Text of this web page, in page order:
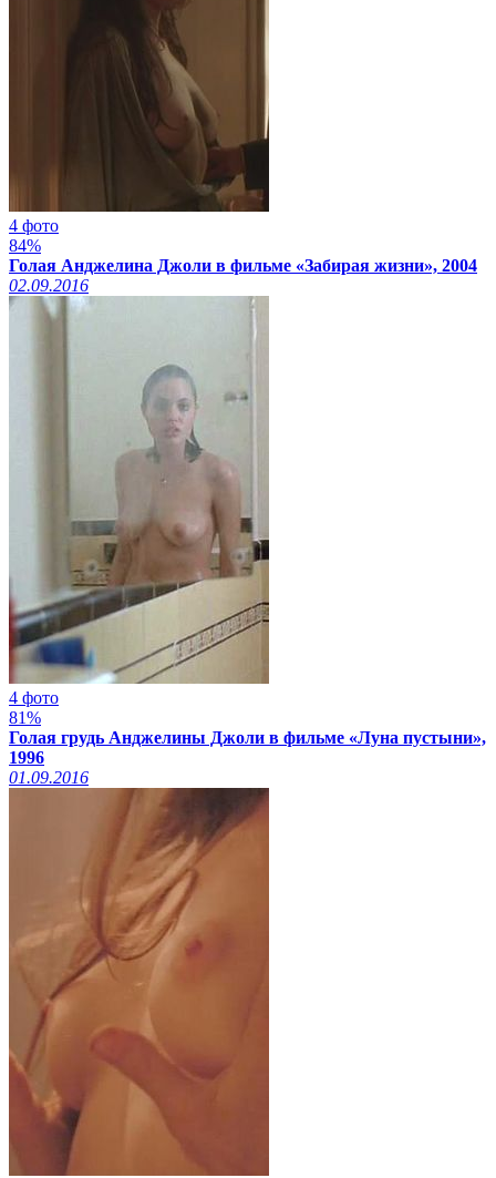
4 фото
84%
Голая Анджелина Джоли в фильме «Забирая жизни», 2004
02.09.2016
4 фото
81%
Голая грудь Анджелины Джоли в фильме «Луна пустыни»,
1996
01.09.2016